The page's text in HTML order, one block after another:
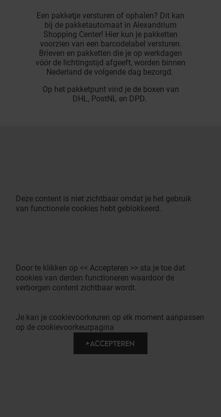
Een pakketje versturen of ophalen? Dit kan
bij de pakketautomaat in Alexandrium
Shopping Center! Hier kun je pakketten
voorzien van een barcodelabel versturen.
Brieven en pakketten die je op werkdagen
vóór de lichtingstijd afgeeft, worden binnen
Nederland de volgende dag bezorgd.
Op het pakketpunt vind je de boxen van
DHL, PostNL en DPD.
Deze content is niet zichtbaar omdat je het gebruik
van functionele cookies hebt geblokkeerd.
Door te klikken op << Accepteren >> sta je toe dat
cookies van derden functioneren waardoor de
verborgen content zichtbaar wordt.
Je kan je cookievoorkeuren op elk moment aanpassen
op de cookievoorkeurpagina
ACCEPTEREN